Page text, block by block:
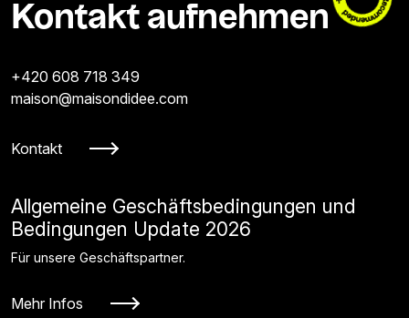
Kontakt aufnehmen
+420 608 718 349
maison@maisondidee.com
Kontakt
Allgemeine Geschäftsbedingungen und
Bedingungen Update 2026
Für unsere Geschäftspartner.
Mehr Infos